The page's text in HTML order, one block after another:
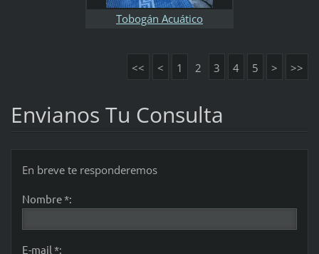
Tobogán Acuático
<< < 1 2 3 4 5 > >>
Envianos Tu Consulta
En breve te responderemos
Nombre *:
E-mail *: